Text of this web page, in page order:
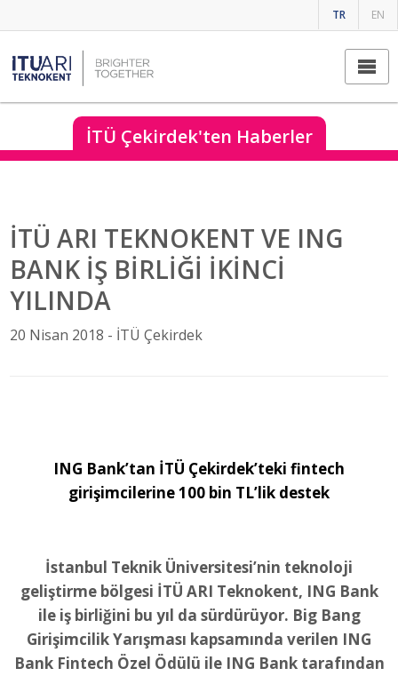
TR EN
İTÜ Çekirdek'ten Haberler
İTÜ ARI TEKNOKENT VE ING
BANK İŞ BİRLİĞİ İKİNCİ
YILINDA
20 Nisan 2018 - İTÜ Çekirdek
ING Bank’tan İTÜ Çekirdek’teki fintech
girişimcilerine 100 bin TL’lik destek
İstanbul Teknik Üniversitesi’nin teknoloji
geliştirme bölgesi İTÜ ARI Teknokent, ING Bank
ile iş birliğini bu yıl da sürdürüyor. Big Bang
Girişimcilik Yarışması kapsamında verilen ING
Bank Fintech Özel Ödülü ile ING Bank tarafından